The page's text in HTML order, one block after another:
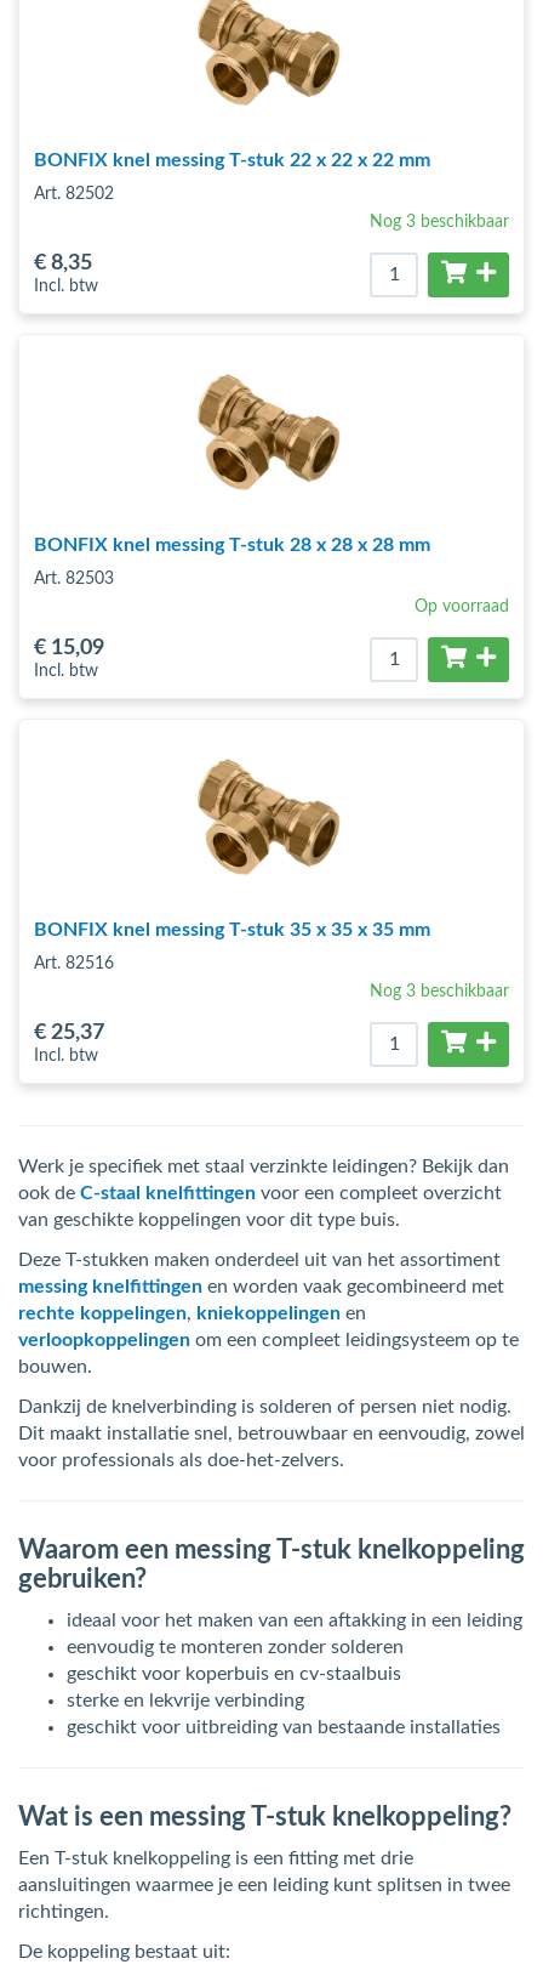
BONFIX knel messing T-stuk 22 x 22 x 22 mm
Art. 82502
Nog 3 beschikbaar
€ 8,35
Incl. btw
BONFIX knel messing T-stuk 28 x 28 x 28 mm
Art. 82503
Op voorraad
€ 15,09
Incl. btw
BONFIX knel messing T-stuk 35 x 35 x 35 mm
Art. 82516
Nog 3 beschikbaar
€ 25,37
Incl. btw
Werk je specifiek met staal verzinkte leidingen? Bekijk dan
ook de C-staal knelfittingen voor een compleet overzicht
van geschikte koppelingen voor dit type buis.
Deze T-stukken maken onderdeel uit van het assortiment
messing knelfittingen en worden vaak gecombineerd met
rechte koppelingen, kniekoppelingen en
verloopkoppelingen om een compleet leidingsysteem op te
bouwen.
Dankzij de knelverbinding is solderen of persen niet nodig.
Dit maakt installatie snel, betrouwbaar en eenvoudig, zowel
voor professionals als doe-het-zelvers.
Waarom een messing T-stuk knelkoppeling
gebruiken?
ideaal voor het maken van een aftakking in een leiding
eenvoudig te monteren zonder solderen
geschikt voor koperbuis en cv-staalbuis
sterke en lekvrije verbinding
geschikt voor uitbreiding van bestaande installaties
Wat is een messing T-stuk knelkoppeling?
Een T-stuk knelkoppeling is een fitting met drie
aansluitingen waarmee je een leiding kunt splitsen in twee
richtingen.
De koppeling bestaat uit: